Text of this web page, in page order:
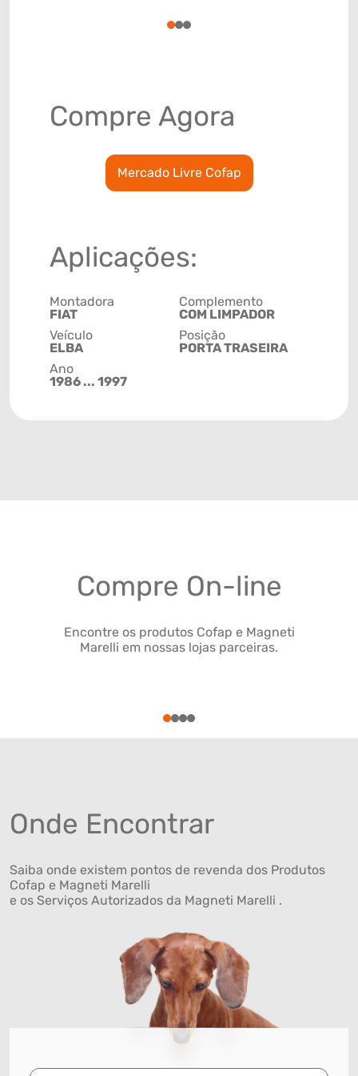
123
Compre Agora
Mercado Livre Cofap
Aplicações:
Montadora
FIAT
Veículo
ELBA
Ano
1986 ... 1997
Complemento
COM LIMPADOR
Posição
PORTA TRASEIRA
Compre On-line
Encontre os produtos Cofap e Magneti
Marelli em nossas lojas parceiras.
1234
Onde Encontrar
Saiba onde existem pontos de revenda dos Produtos
Cofap e Magneti Marelli
e os Serviços Autorizados da Magneti Marelli .